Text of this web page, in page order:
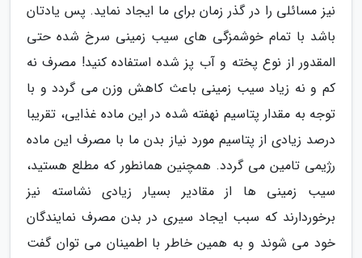
نیز مسائلی را در گذر زمان برای ما ایجاد نماید. پس یادتان
باشد با تمام خوشمزگی های سیب زمینی سرخ شده حتی
المقدور از نوع پخته و آب پز شده استفاده کنید! مصرف نه
کم و نه زیاد سیب زمینی باعث کاهش وزن می گردد و با
توجه به مقدار پتاسیم نهفته شده در این ماده غذایی، تقریبا
درصد زیادی از پتاسیم مورد نیاز بدن ما با مصرف این ماده
رژیمی تامین می گردد. همچنین همانطور که مطلع هستید،
سیب زمینی ها از مقادیر بسیار زیادی نشاسته نیز
برخوردارند که سبب ایجاد سیری در بدن مصرف نمایندگان
خود می شوند و به همین خاطر با اطمینان می توان گفت